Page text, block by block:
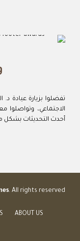
تفضلوا بزيارة عيادة د.
الاجتماعي، وتواصلوا
أحدث التحديثات بشكل
. All rights reserved.
ABOUT US